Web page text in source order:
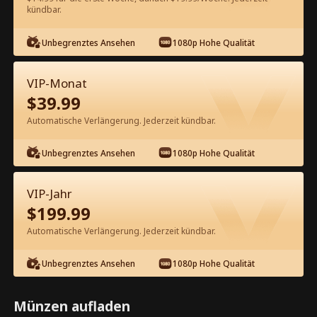
60 Jetzt entsperren
Kostenlos in der App ansehen
Episode 25 - Liebe mit Vollgas –
Gefährlich schnell Kompletter Film
1-50 51-71
25 26 27 28 29
kündbar.
Unbegrenztes Ansehen 1080p Hohe Qualität
VIP-Monat
$39.99
Automatische Verlängerung. Jederzeit kündbar.
Unbegrenztes Ansehen 1080p Hohe Qualität
VIP-Jahr
$199.99
Automatische Verlängerung. Jederzeit kündbar.
Unbegrenztes Ansehen 1080p Hohe Qualität
Münzen aufladen